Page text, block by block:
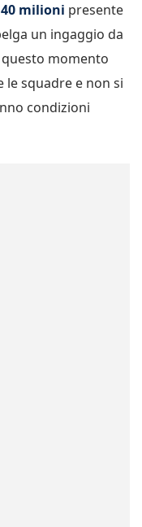
milioni presente
un ingaggio da
momento
le squadre e non si
condizioni